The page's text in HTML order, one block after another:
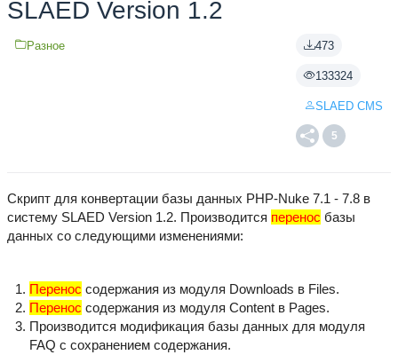
SLAED Version 1.2
473
133324
SLAED CMS
5
Разное
Скрипт для конвертации базы данных PHP-Nuke 7.1 - 7.8 в
систему SLAED Version 1.2. Производится перенос базы
данных со следующими изменениями:
Перенос содержания из модуля Downloads в Files.
Перенос содержания из модуля Content в Pages.
Производится модификация базы данных для модуля
FAQ с сохранением содержания.